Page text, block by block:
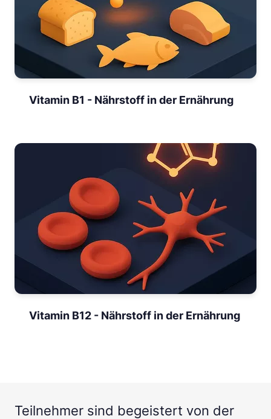
Vitamin B1 - Nährstoff in der Ernährung
Vitamin B12 - Nährstoff in der Ernährung
Teilnehmer sind begeistert von der